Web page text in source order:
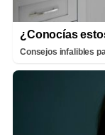
¿Conocías
Consejos infalibles